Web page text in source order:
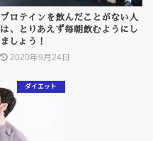
プロテインを飲んだことがない人
は、とりあえず毎朝飲むようにし
ましょう！
2020年9月24日
ダイエット